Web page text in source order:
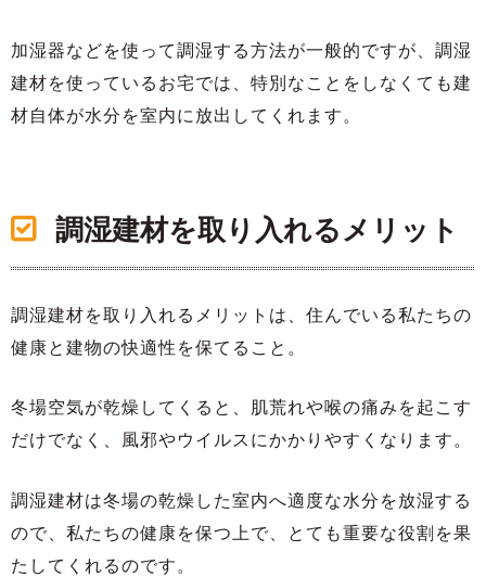
加湿器などを使って調湿する方法が一般的ですが、調湿
建材を使っているお宅では、特別なことをしなくても建
材自体が水分を室内に放出してくれます。
調湿建材を取り入れるメリット
調湿建材を取り入れるメリットは、住んでいる私たちの
健康と建物の快適性を保てること。
冬場空気が乾燥してくると、肌荒れや喉の痛みを起こす
だけでなく、風邪やウイルスにかかりやすくなります。
調湿建材は冬場の乾燥した室内へ適度な水分を放湿する
ので、私たちの健康を保つ上で、とても重要な役割を果
たしてくれるのです。